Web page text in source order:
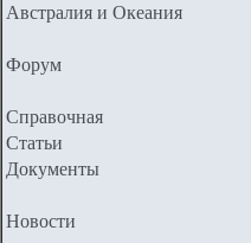
Австралия и Океания
Форум
Справочная
Статьи
Документы
Новости